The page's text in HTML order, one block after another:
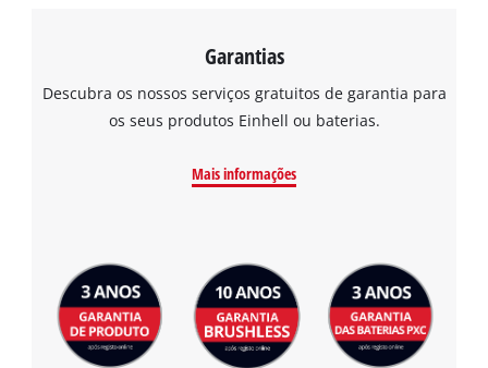
Garantias
Descubra os nossos serviços gratuitos de garantia para
os seus produtos Einhell ou baterias.
Mais informações